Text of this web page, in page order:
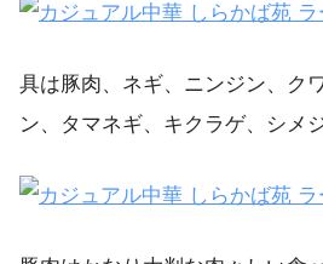
具は豚肉、ネギ、ニンジン、ク
ン、タマネギ、キクラゲ、シメ